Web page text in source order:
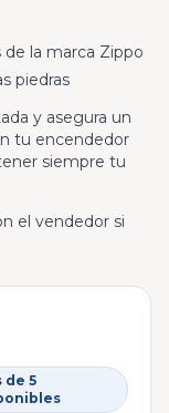
la marca Zippo
piedras
y asegura un
tu encendedor
siempre tu
el vendedor si
de 5